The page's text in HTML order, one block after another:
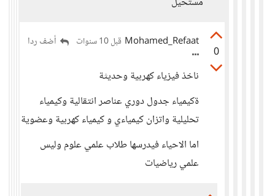
0
Mohamed_Refaat قبل 10 سنوات أضف ردا
ناخذ فيزياء كهربية وحديثة
ةكيمياء جدول دوري عناصر انتقالية وكيمياء
تحليلية واتزان كيمياءي و كيمياء كهربية وعضوية
اما الاحياء فيدرسها طلاب علمي علوم وليس
علمي رياضيات